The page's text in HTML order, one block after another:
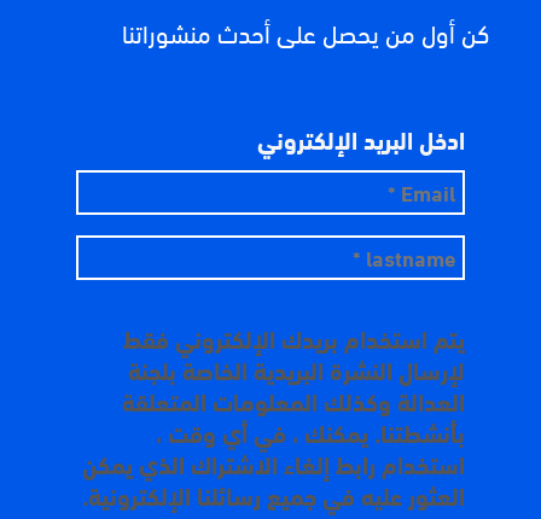
كن أول من يحصل على أحدث منشوراتنا
ادخل البريد الإلكتروني
يتم استخدام بريدك الإلكتروني فقط
لإرسال النشرة البريدية الخاصة بلجنة
العدالة وكذلك المعلومات المتعلقة
بأنشطتنا. يمكنك ، في أي وقت ،
استخدام رابط إلغاء الاشتراك الذي يمكن
العثور عليه في جميع رسائلنا الإلكترونية.